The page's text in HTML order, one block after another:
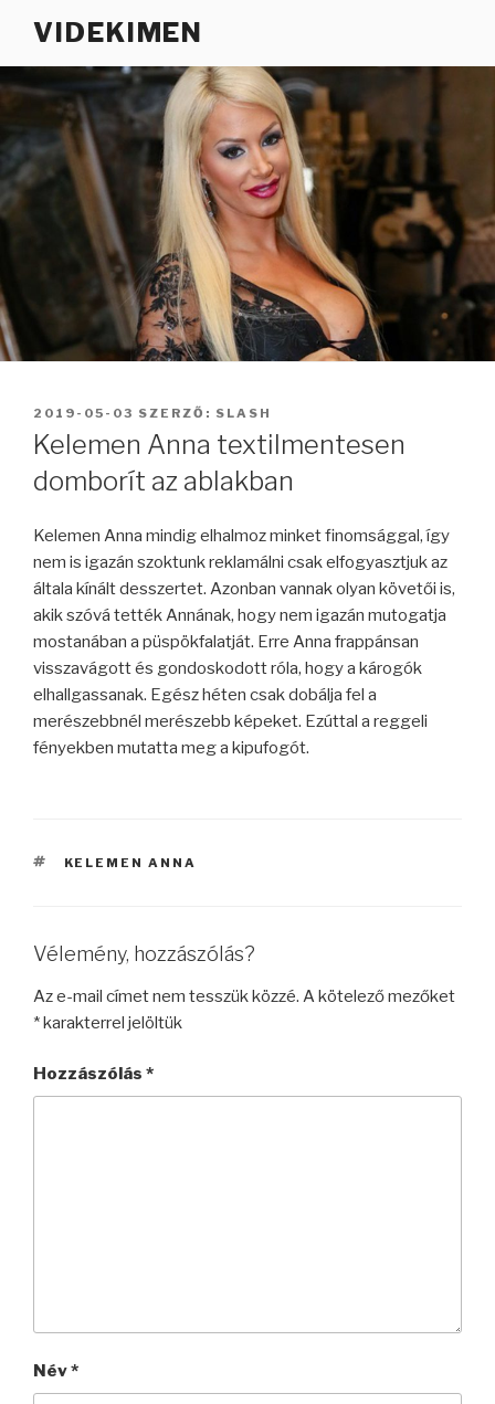
VIDEKIMEN
BEKÜLDVE:
2019-05-03 SZERZŐ: SLASH
Kelemen Anna textilmentesen
domborít az ablakban
Kelemen Anna mindig elhalmoz minket finomsággal, így
nem is igazán szoktunk reklamálni csak elfogyasztjuk az
általa kínált desszertet. Azonban vannak olyan követői is,
akik szóvá tették Annának, hogy nem igazán mutogatja
mostanában a püspökfalatját. Erre Anna frappánsan
visszavágott és gondoskodott róla, hogy a károgók
elhallgassanak. Egész héten csak dobálja fel a
merészebbnél merészebb képeket. Ezúttal a reggeli
fényekben mutatta meg a kipufogót.
CÍMKÉK
KELEMEN ANNA
Vélemény, hozzászólás?
Az e-mail címet nem tesszük közzé. A kötelező mezőket
*karakterrel jelöltük
Hozzászólás *
Név*